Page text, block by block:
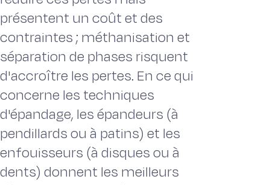
présentent un coût et des
contraintes ; méthanisation et
séparation de phases risquent
d'accroître les pertes. En ce qui
concerne les techniques
d'épandage, les épandeurs (à
pendillards ou à patins) et les
enfouisseurs (à disques ou à
dents) donnent les meilleurs